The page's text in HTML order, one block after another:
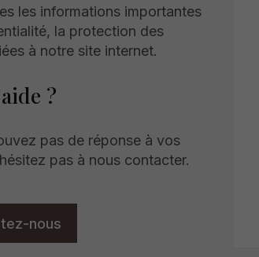
les informations importantes
la protection des
à notre site internet.
?
pas de réponse à vos
pas à nous contacter.
nous